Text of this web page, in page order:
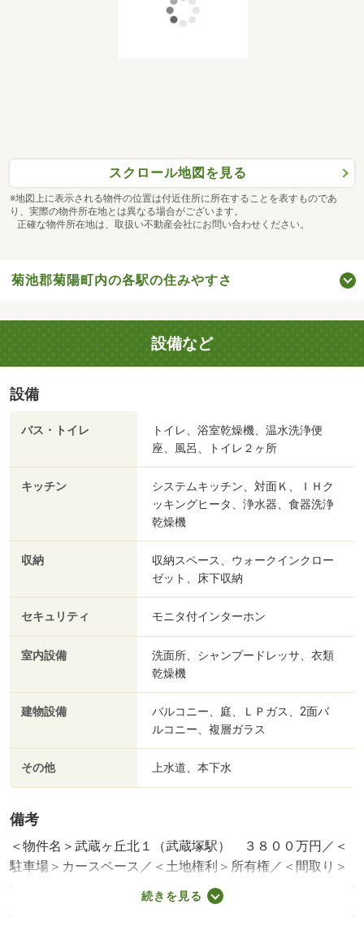
スクロール地図を見る
※地図上に表示される物件の位置は付近住所に所在することを表すものであ
り、実際の物件所在地とは異なる場合がございます。
正確な物件所在地は、取扱い不動産会社にお問い合わせください。
菊池郡菊陽町内の各駅の住みやすさ
設備など
設備
バス・トイレ
トイレ、浴室乾燥機、温水洗浄便
座、風呂、トイレ２ヶ所
キッチン
システムキッチン、対面Ｋ、ＩＨク
ッキングヒータ、浄水器、食器洗浄
乾燥機
収納
収納スペース、ウォークインクロー
ゼット、床下収納
セキュリティ モニタ付インターホン
室内設備
洗面所、シャンプードレッサ、衣類
乾燥機
建物設備
バルコニー、庭、ＬＰガス、2面バ
ルコニー、複層ガラス
その他 上水道、本下水
備考
＜物件名＞武蔵ヶ丘北１（武蔵塚駅） ３８００万円／＜
駐車場＞カースペース／＜土地権利＞所有権／＜間取り＞
４ＬＤＫ／＜特徴＞「長期優良住宅」で３世代続く安心
を。ご成約で１２万円以内の家電等プレゼント、省エネル
続きを見る